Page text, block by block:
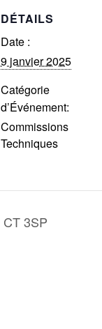
DÉTAILS
Date :
9 janvier 2025
Catégorie
d’Événement:
Commissions
Techniques
CT 3SP